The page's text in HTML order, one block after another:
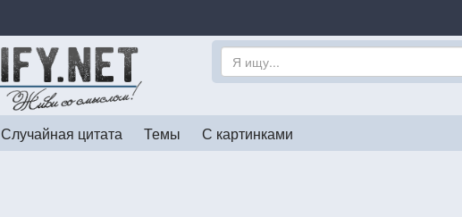
Случайная цитата Темы С картинками